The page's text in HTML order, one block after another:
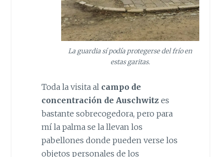
La guardia sí podía protegerse del frío en
estas garitas.
Toda la visita al campo de
concentración de Auschwitzes
bastante sobrecogedora, pero para
mí la palma se la llevan los
pabellones donde pueden verse los
objetos personales de los